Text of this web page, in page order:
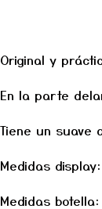
Original y
En la parte
Tiene un suave
Medidas
Medidas